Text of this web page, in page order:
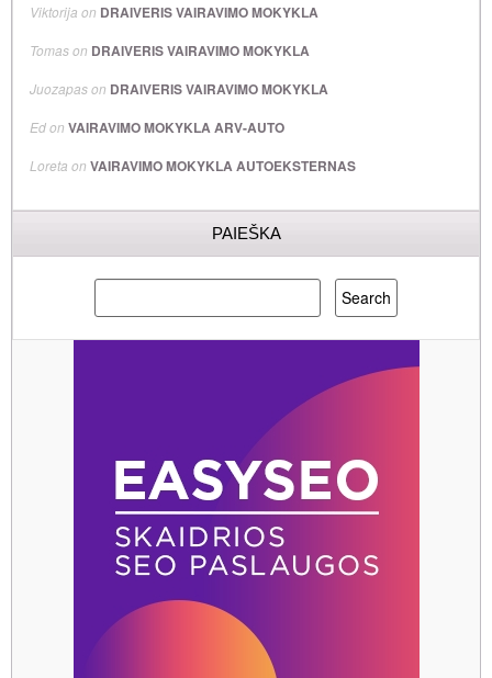
Viktorija on DRAIVERIS VAIRAVIMO MOKYKLA
Tomason DRAIVERIS VAIRAVIMO MOKYKLA
Juozapason DRAIVERIS VAIRAVIMO MOKYKLA
Edon VAIRAVIMO MOKYKLA ARV-AUTO
Loreta on VAIRAVIMO MOKYKLA AUTOEKSTERNAS
PAIEŠKA